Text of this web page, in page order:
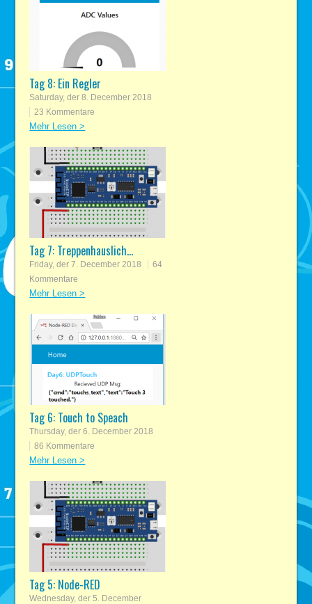
Tag 8: Ein Regler
Saturday, der 8. December 2018
23 Kommentare
Mehr Lesen >
Tag 7: Treppenhauslich...
Friday, der 7. December 2018
64
Kommentare
Mehr Lesen >
Tag 6: Touch to Speach
Thursday, der 6. December 2018
86 Kommentare
Mehr Lesen >
Tag 5: Node-RED
Wednesday, der 5. December